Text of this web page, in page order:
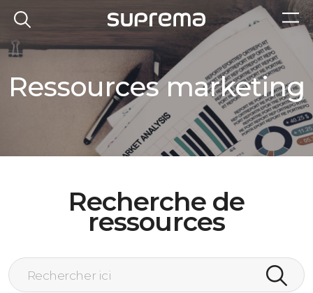
Ressources marketing
Recherche de
ressources